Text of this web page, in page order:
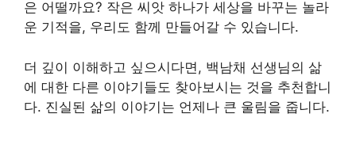
은 어떨까요? 작은 씨앗 하나가 세상을 바꾸는 놀라
운 기적을, 우리도 함께 만들어갈 수 있습니다.
더 깊이 이해하고 싶으시다면, 백남채 선생님의 삶
에 대한 다른 이야기들도 찾아보시는 것을 추천합니
다. 진실된 삶의 이야기는 언제나 큰 울림을 줍니다.